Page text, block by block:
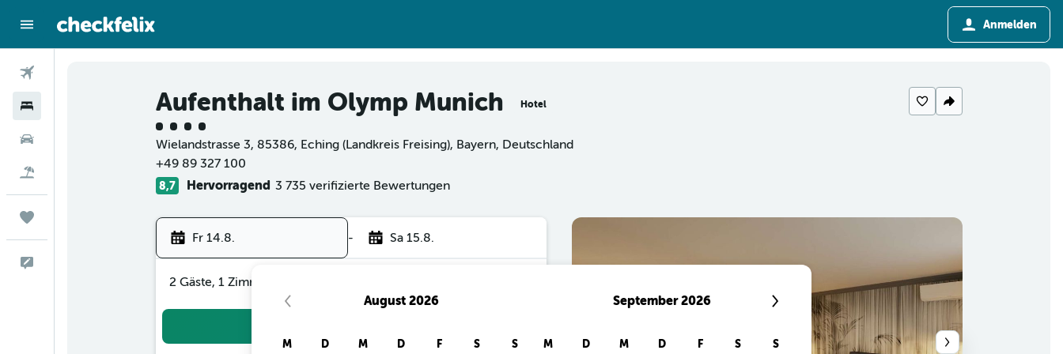
Anmelden
Aufenthalt im Olymp Munich Hotel
Bewertungskategorie 4
Wielandstrasse 3, 85386, Eching (Landkreis Freising), Bayern, Deutschland
+49 89 327 100
8,7 Hervorragend 3 735 verifizierte Bewertungen
Fr 14.8. - Sa 15.8.
2 Gäste, 1 Zimmer
August 2026
M D M D F S S
September 2026
M D M D F S S